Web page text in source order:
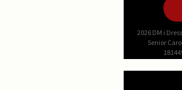
2026 DM i
Senior